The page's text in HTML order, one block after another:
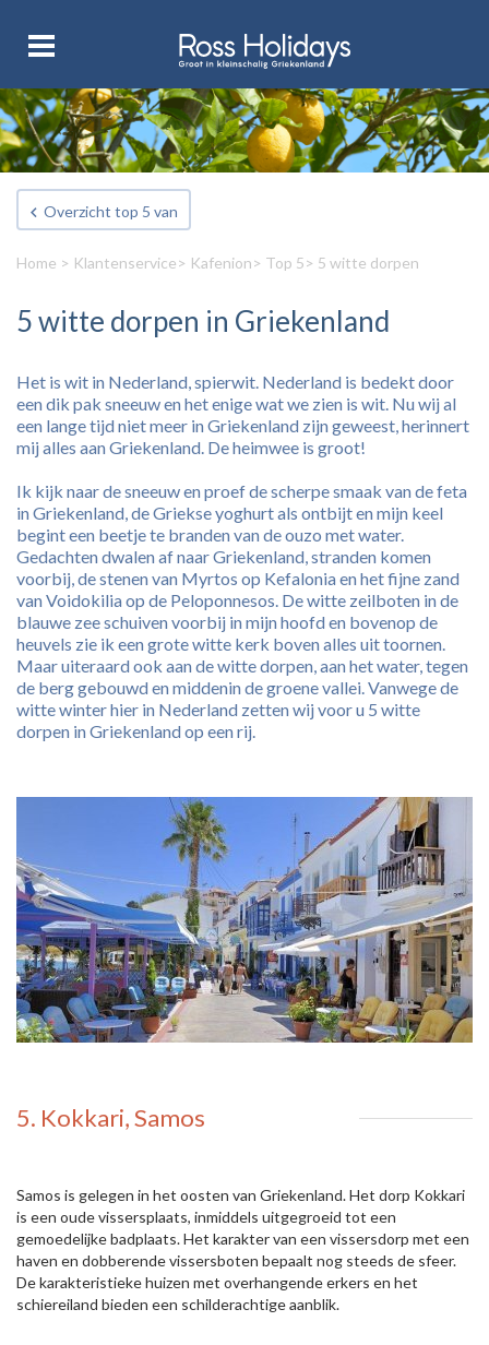
Overzicht top 5 van
Home > Klantenservice> Kafenion> Top 5> 5 witte dorpen
5 witte dorpen in Griekenland
Het is wit in Nederland, spierwit. Nederland is bedekt door
een dik pak sneeuw en het enige wat we zien is wit. Nu wij al
een lange tijd niet meer in Griekenland zijn geweest, herinnert
mij alles aan Griekenland. De heimwee is groot!
Ik kijk naar de sneeuw en proef de scherpe smaak van de feta
in Griekenland, de Griekse yoghurt als ontbijt en mijn keel
begint een beetje te branden van de ouzo met water.
Gedachten dwalen af naar Griekenland, stranden komen
voorbij, de stenen van Myrtos op Kefalonia en het fijne zand
van Voidokilia op de Peloponnesos. De witte zeilboten in de
blauwe zee schuiven voorbij in mijn hoofd en bovenop de
heuvels zie ik een grote witte kerk boven alles uit toornen.
Maar uiteraard ook aan de witte dorpen, aan het water, tegen
de berg gebouwd en middenin de groene vallei. Vanwege de
witte winter hier in Nederland zetten wij voor u 5 witte
dorpen in Griekenland op een rij.
5. Kokkari, Samos
Samos is gelegen in het oosten van Griekenland. Het dorp Kokkari
is een oude vissersplaats, inmiddels uitgegroeid tot een
gemoedelijke badplaats. Het karakter van een vissersdorp met een
haven en dobberende vissersboten bepaalt nog steeds de sfeer.
De karakteristieke huizen met overhangende erkers en het
schiereiland bieden een schilderachtige aanblik.